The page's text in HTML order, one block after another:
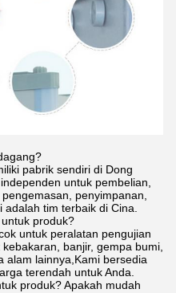
pabrik sendiri di Dong
untuk pembelian,
penyimpanan,
tim terbaik di Cina.
produk?
untuk peralatan pengujian
banjir, gempa bumi,
alam lainnya,Kami bersedia
terendah untuk Anda.
produk? Apakah mudah